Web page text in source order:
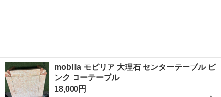
mobilia モビリア 大理石 センターテーブル ピ
ンク ローテーブル
18,000円